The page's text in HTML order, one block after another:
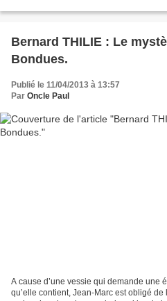
Bernard THILIE : Le
Bondues.
Publié le 11/04/2013 à 13:57
Par Oncle Paul
A cause d’une vessie qui demande une
qu’elle contient, Jean-Marc est obligé